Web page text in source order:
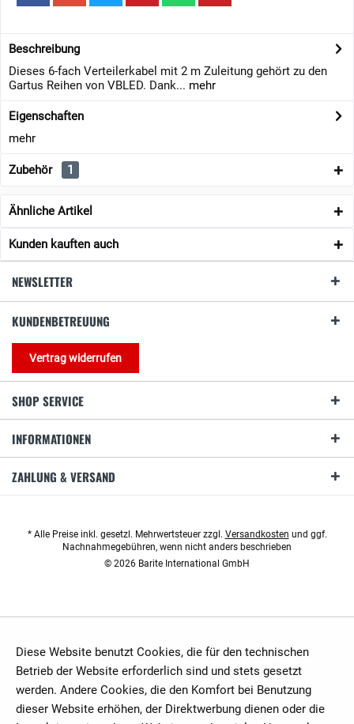
Beschreibung
Dieses 6-fach Verteilerkabel mit 2 m Zuleitung gehört zu den
Gartus Reihen von VBLED. Dank... mehr
Eigenschaften
mehr
Zubehör 1
Ähnliche Artikel
Kunden kauften auch
NEWSLETTER
KUNDENBETREUUNG
Vertrag widerrufen
SHOP SERVICE
INFORMATIONEN
ZAHLUNG & VERSAND
* Alle Preise inkl. gesetzl. Mehrwertsteuer zzgl. Versandkosten und ggf.
Nachnahmegebühren, wenn nicht anders beschrieben
© 2026 Barite International GmbH
Diese Website benutzt Cookies, die für den technischen
Betrieb der Website erforderlich sind und stets gesetzt
werden. Andere Cookies, die den Komfort bei Benutzung
dieser Website erhöhen, der Direktwerbung dienen oder die